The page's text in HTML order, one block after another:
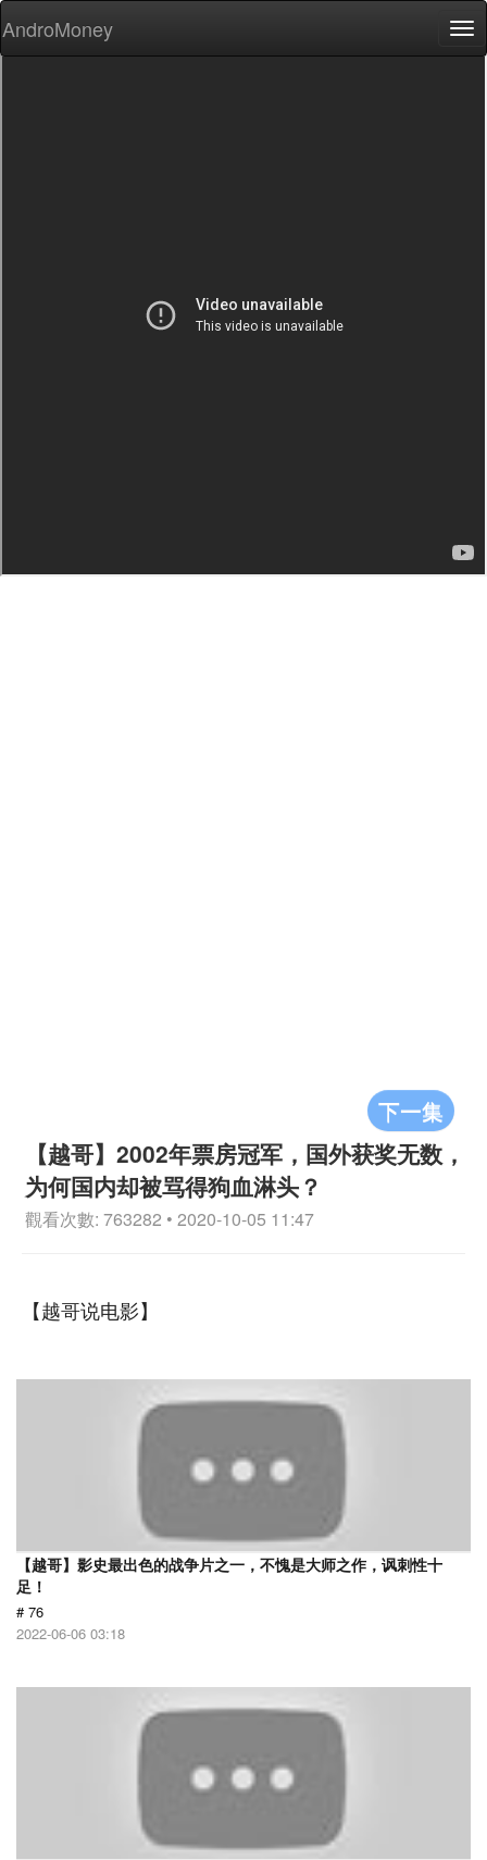
AndroMoney
下一集
【越哥】2002年票房冠军，国外获奖无数，
为何国内却被骂得狗血淋头？
觀看次數: 763282 • 2020-10-05 11:47
【越哥说电影】
【越哥】影史最出色的战争片之一，不愧是大师之作，讽刺性十
足！
# 76
2022-06-06 03:18